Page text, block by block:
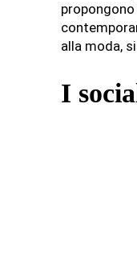
alla moda,
I